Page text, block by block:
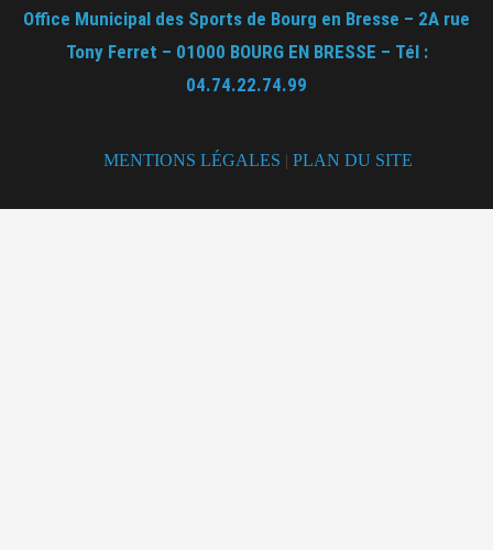
Office Municipal des Sports de Bourg en Bresse – 2A rue
Tony Ferret – 01000 BOURG EN BRESSE – Tél :
04.74.22.74.99
MENTIONS LÉGALES | PLAN DU SITE